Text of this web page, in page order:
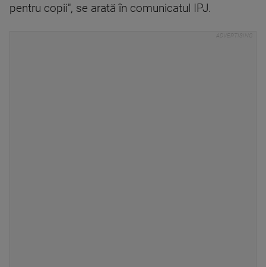
pentru copii", se arată în comunicatul IPJ.